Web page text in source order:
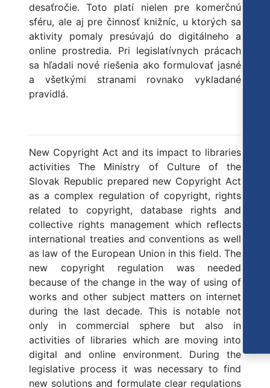
desaťročie. Toto platí nielen pre komerčnú
sféru, ale aj pre činnosť knižníc, u ktorých sa
aktivity pomaly presúvajú do digitálneho a
online prostredia. Pri legislatívnych prácach
sa hľadali nové riešenia ako formulovať jasné
a všetkými stranami rovnako vykladané
pravidlá.
New Copyright Act and its impact to libraries
activities The Ministry of Culture of the
Slovak Republic prepared new Copyright Act
as a complex regulation of copyright, rights
related to copyright, database rights and
collective rights management which reflects
international treaties and conventions as well
as law of the European Union in this field. The
new copyright regulation was needed
because of the change in the way of using of
works and other subject matters on internet
during the last decade. This is notable not
only in commercial sphere but also in
activities of libraries which are moving into
digital and online environment. During the
legislative process it was necessary to find
new solutions and formulate clear regulations